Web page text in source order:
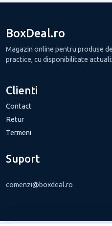
BoxDeal.ro
Magazin online pentru produse
practice, cu disponibilitate
Clienti
Contact
Retur
Termeni
Suport
comenzi@boxdeal.ro